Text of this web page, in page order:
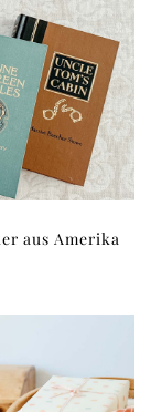
aus Amerika